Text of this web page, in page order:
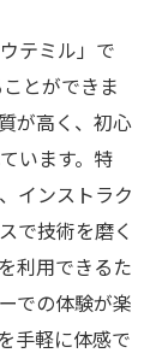
テミル」で
とができま
が高く、初心
います。特
インストラク
で技術を磨く
利用できるた
での体験が楽
手軽に体感で